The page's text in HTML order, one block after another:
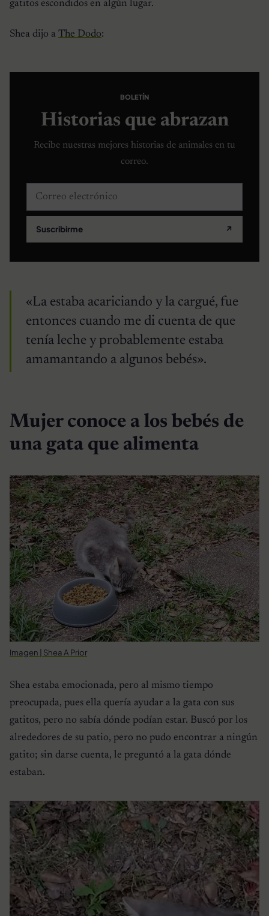
gatitos escondidos en algún lugar.
Shea dijo a The Dodo:
BOLETÍN
Historias que abrazan
Recibe nuestras mejores historias de animales en tu
correo.
Correo electrónico
Suscribirme ↗
«La estaba acariciando y la cargué, fue
entonces cuando me di cuenta de que
tenía leche y probablemente estaba
amamantando a algunos bebés».
Mujer conoce a los bebés de
una gata que alimenta
Imagen | Shea A Prior
Shea estaba emocionada, pero al mismo tiempo
preocupada, pues ella quería ayudar a la gata con sus
gatitos, pero no sabía dónde podían estar. Buscó por los
alrededores de su patio, pero no pudo encontrar a ningún
gatito; sin darse cuenta, le preguntó a la gata dónde
estaban.